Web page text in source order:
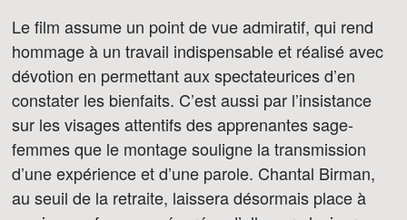
Le film assume un point de vue admiratif, qui rend
hommage à un travail indispensable et réalisé avec
dévotion en permettant aux spectateurices d’en
constater les bienfaits. C’est aussi par l’insistance
sur les visages attentifs des apprenantes sage-
femmes que le montage souligne la transmission
d’une expérience et d’une parole. Chantal Birman,
au seuil de la retraite, laissera désormais place à